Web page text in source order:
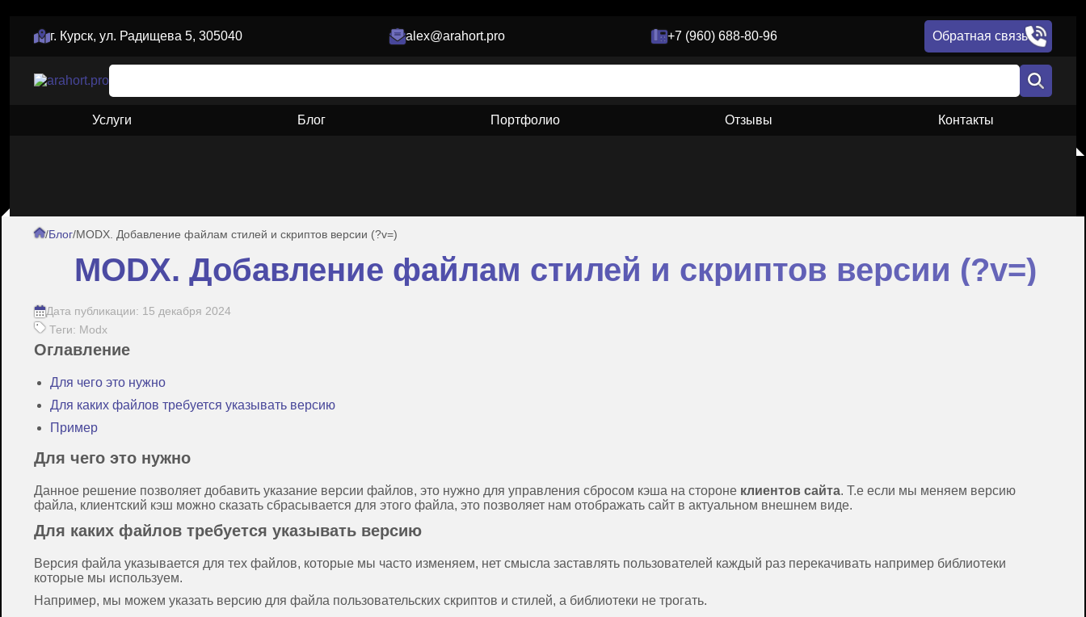
г. Курск, ул. Радищева 5, 305040 alex@arahort.pro +7 (960) 688-80-96 Обратная связь
Услуги Блог Портфолио Отзывы Контакты
/Блог/MODX. Добавление файлам стилей и скриптов версии (?v=)
MODX. Добавление файлам стилей и скриптов версии (?v=)
Дата публикации: 15 декабря 2024
Теги: Modx
Оглавление
Для чего это нужно
Для каких файлов требуется указывать версию
Пример
Для чего это нужно
Данное решение позволяет добавить указание версии файлов, это нужно для управления сбросом кэша на стороне клиентов сайта. Т.е если мы меняем версию
файла, клиентский кэш можно сказать сбрасывается для этого файла, это позволяет нам отображать сайт в актуальном внешнем виде.
Для каких файлов требуется указывать версию
Версия файла указывается для тех файлов, которые мы часто изменяем, нет смысла заставлять пользователей каждый раз перекачивать например библиотеки
которые мы используем.
Например, мы можем указать версию для файла пользовательских скриптов и стилей, а библиотеки не трогать.